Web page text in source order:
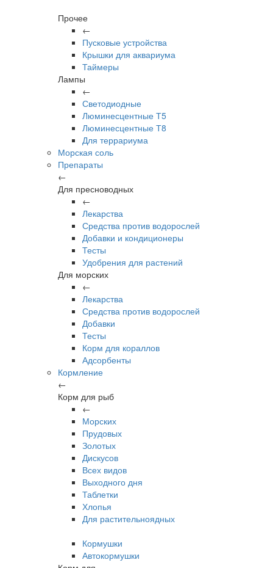
Прочее
←
Пусковые устройства
Крышки для аквариума
Таймеры
Лампы
←
Светодиодные
Люминесцентные Т5
Люминесцентные Т8
Для террариума
Морская соль
Препараты
←
Для пресноводных
←
Лекарства
Средства против водорослей
Добавки и кондиционеры
Тесты
Удобрения для растений
Для морских
←
Лекарства
Средства против водорослей
Добавки
Тесты
Корм для кораллов
Адсорбенты
Кормление
←
Корм для рыб
←
Морских
Прудовых
Золотых
Дискусов
Всех видов
Выходного дня
Таблетки
Хлопья
Для растительноядных
Кормушки
Автокормушки